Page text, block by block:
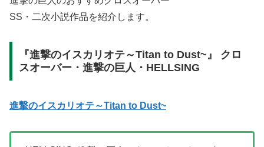
SS・二次小説作品を紹介します。
『進撃のイスカリオテ～Titan to Dust~』 クロ
スオーバー・進撃の巨人・HELLSING
進撃のイスカリオテ～Titan to Dust~